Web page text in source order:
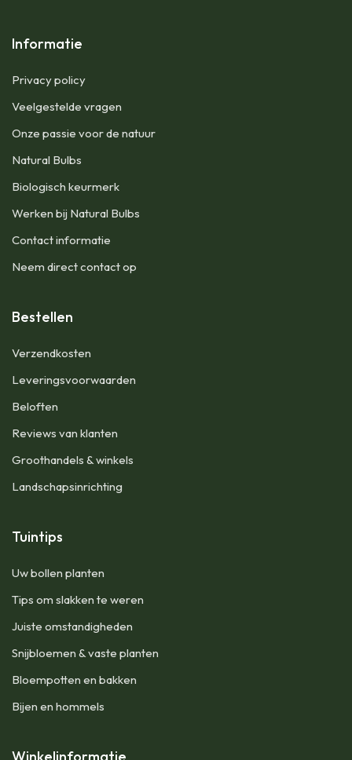
Informatie
Privacy policy
Veelgestelde vragen
Onze passie voor de natuur
Natural Bulbs
Biologisch keurmerk
Werken bij Natural Bulbs
Contact informatie
Neem direct contact op
Bestellen
Verzendkosten
Leveringsvoorwaarden
Beloften
Reviews van klanten
Groothandels & winkels
Landschapsinrichting
Tuintips
Uw bollen planten
Tips om slakken te weren
Juiste omstandigheden
Snijbloemen & vaste planten
Bloempotten en bakken
Bijen en hommels